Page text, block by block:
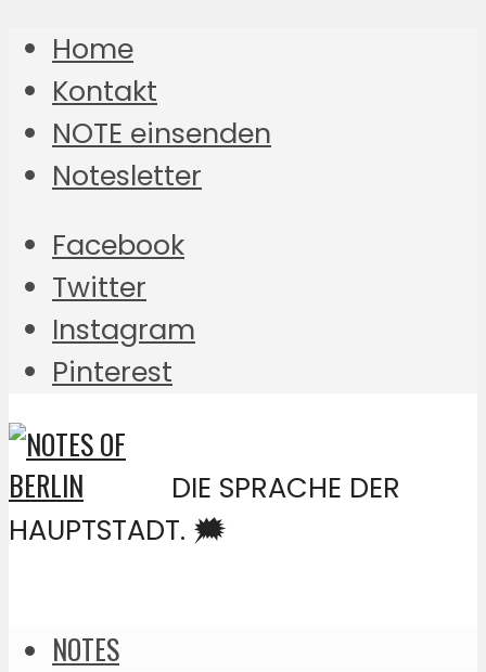
Home
Kontakt
NOTE einsenden
Notesletter
Facebook
Twitter
Instagram
Pinterest
DIE SPRACHE DER
HAUPTSTADT. 🗯️
NOTES